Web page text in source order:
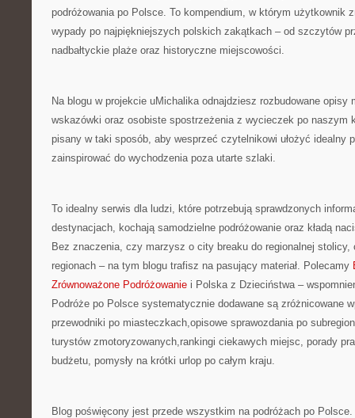
podróżowania po Polsce. To kompendium, w którym użytkownik
wypady po najpiękniejszych polskich zakątkach – od szczytów
nadbałtyckie plaże oraz historyczne miejscowości.
Na blogu w projekcie uMichalika odnajdziesz rozbudowane opisy
wskazówki oraz osobiste spostrzeżenia z wycieczek po naszym
pisany w taki sposób, aby wesprzeć czytelnikowi ułożyć idealny
zainspirować do wychodzenia poza utarte szlaki.
To idealny serwis dla ludzi, które potrzebują sprawdzonych
destynacjach, kochają samodzielne podróżowanie oraz kładą
Bez znaczenia, czy marzysz o city breaku do regionalnej
regionach – na tym blogu trafisz na pasujący materiał. Polecamy
Zrównoważone Podróżowanie i Polska z Dzieciństwa –
Podróże po Polsce systematycznie dodawane są zróżnicowane
przewodniki po miasteczkach,opisowe sprawozdania po
turystów zmotoryzowanych,rankingi ciekawych miejsc, porady
budżetu, pomysły na krótki urlop po całym kraju.
Blog poświęcony jest przede wszystkim na podróżach po